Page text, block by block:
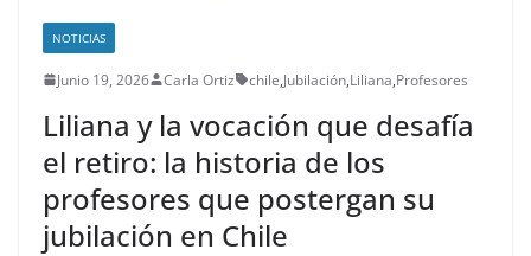
NOTICIAS
Junio 19, 2026 Carla Ortiz chile,Jubilación,Liliana,Profesores
Liliana y la vocación que desafía
el retiro: la historia de los
profesores que postergan su
jubilación en Chile